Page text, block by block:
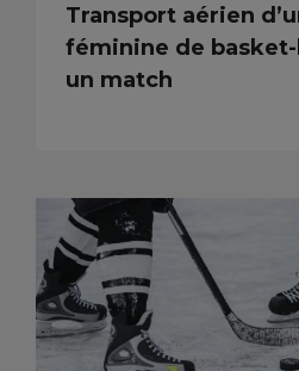
Transport aérien
féminine de
un match